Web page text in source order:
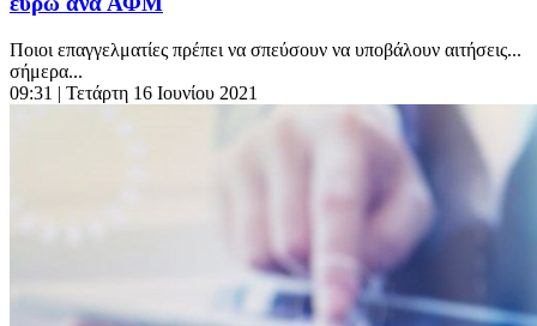
Ποιοι επαγγελματίες πρέπει να σπεύσουν να υποβάλουν αιτήσεις...
σήμερα...
09:31 | Τετάρτη 16 Ιουνίου 2021